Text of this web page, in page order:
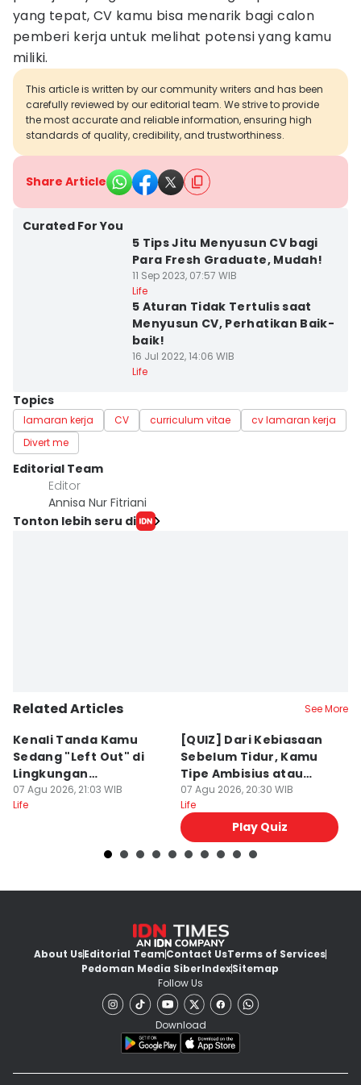
yang tepat, CV kamu bisa menarik bagi calon
pemberi kerja untuk melihat potensi yang kamu
miliki.
This article is written by our community writers and has been
carefully reviewed by our editorial team. We strive to provide
the most accurate and reliable information, ensuring high
standards of quality, credibility, and trustworthiness.
Share Article
Curated For You
5 Tips Jitu Menyusun CV bagi
Para Fresh Graduate, Mudah!
11 Sep 2023, 07:57 WIB
Life
5 Aturan Tidak Tertulis saat
Menyusun CV, Perhatikan Baik-
baik!
16 Jul 2022, 14:06 WIB
Life
Topics
lamaran kerja CV curriculum vitae
cv lamaran kerja
Divert me
Editorial Team
Editor
Annisa Nur Fitriani
Tonton lebih seru di
Related Articles See More
Kenali Tanda Kamu
Sedang "Left Out" di
Lingkungan
Pertemanan
07 Agu 2026, 21:03 WIB
Life
[QUIZ] Dari Kebiasaan
Sebelum Tidur, Kamu
Tipe Ambisius atau
Santai?
07 Agu 2026, 20:30 WIB
Life
Play Quiz
About UsEditorial TeamContact UsTerms of Services
Pedoman Media SiberIndexSitemap
Follow Us
Download